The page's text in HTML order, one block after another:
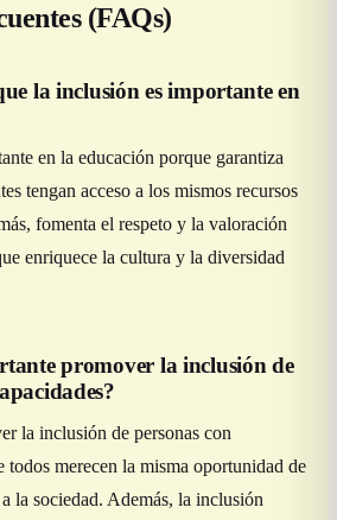
(FAQs)
la inclusión es importante en
en la educación porque garantiza
tengan acceso a los mismos recursos
fomenta el respeto y la valoración
enriquece la cultura y la diversidad
promover la inclusión de
la inclusión de personas con
todos merecen la misma oportunidad de
la sociedad. Además, la inclusión